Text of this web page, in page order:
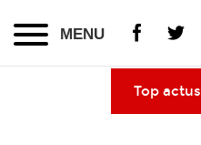
MENU
Top actus